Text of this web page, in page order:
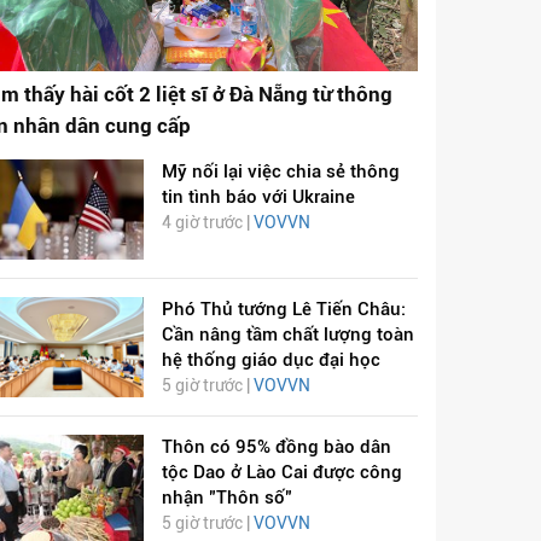
thấy hài cốt 2 liệt sĩ ở Đà Nẵng từ thông
nhân dân cung cấp
Mỹ nối lại việc chia sẻ thông
tin tình báo với Ukraine
4 giờ trước | VOVVN
Phó Thủ tướng Lê Tiến Châu:
Cần nâng tầm chất lượng toàn
hệ thống giáo dục đại học
5 giờ trước | VOVVN
Thôn có 95% đồng bào dân
tộc Dao ở Lào Cai được công
nhận "Thôn số"
5 giờ trước | VOVVN